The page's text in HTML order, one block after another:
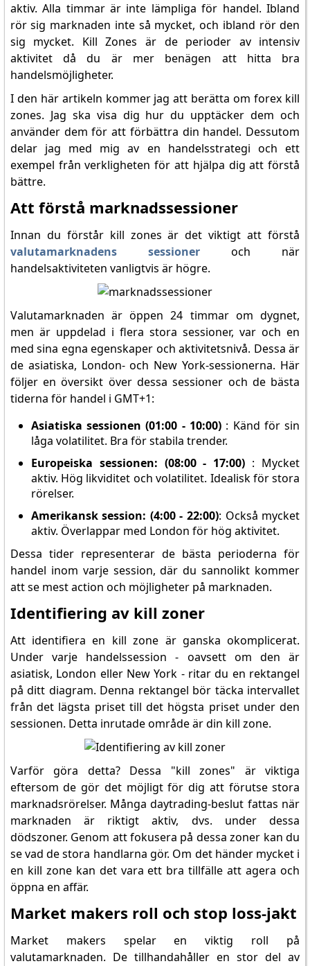
aktiv. Alla timmar är inte lämpliga för handel. Ibland
rör sig marknaden inte så mycket, och ibland rör den
sig mycket. Kill Zones är de perioder av intensiv
aktivitet då du är mer benägen att hitta bra
handelsmöjligheter.
I den här artikeln kommer jag att berätta om forex kill
zones. Jag ska visa dig hur du upptäcker dem och
använder dem för att förbättra din handel. Dessutom
delar jag med mig av en handelsstrategi och ett
exempel från verkligheten för att hjälpa dig att förstå
bättre.
Att förstå marknadssessioner
Innan du förstår kill zones är det viktigt att förstå
valutamarknadens sessioneroch när
handelsaktiviteten vanligtvis är högre.
Valutamarknaden är öppen 24 timmar om dygnet,
men är uppdelad i flera stora sessioner, var och en
med sina egna egenskaper och aktivitetsnivå. Dessa är
de asiatiska, London- och New York-sessionerna. Här
följer en översikt över dessa sessioner och de bästa
tiderna för handel i GMT+1:
Asiatiska sessionen (01:00 - 10:00) : Känd för sin
låga volatilitet. Bra för stabila trender.
Europeiska sessionen: (08:00 - 17:00) : Mycket
aktiv. Hög likviditet och volatilitet. Idealisk för stora
rörelser.
Amerikansk session: (4:00 - 22:00): Också mycket
aktiv. Överlappar med London för hög aktivitet.
Dessa tider representerar de bästa perioderna för
handel inom varje session, där du sannolikt kommer
att se mest action och möjligheter på marknaden.
Identifiering av kill zoner
Att identifiera en kill zone är ganska okomplicerat.
Under varje handelssession - oavsett om den är
asiatisk, London eller New York - ritar du en rektangel
på ditt diagram. Denna rektangel bör täcka intervallet
från det lägsta priset till det högsta priset under den
sessionen. Detta inrutade område är din kill zone.
Varför göra detta? Dessa "kill zones" är viktiga
eftersom de gör det möjligt för dig att förutse stora
marknadsrörelser. Många daytrading-beslut fattas när
marknaden är riktigt aktiv, dvs. under dessa
dödszoner. Genom att fokusera på dessa zoner kan du
se vad de stora handlarna gör. Om det händer mycket i
en kill zone kan det vara ett bra tillfälle att agera och
öppna en affär.
Market makers roll och stop loss-jakt
Market makers spelar en viktig roll på
valutamarknaden. De tillhandahåller en stor del av